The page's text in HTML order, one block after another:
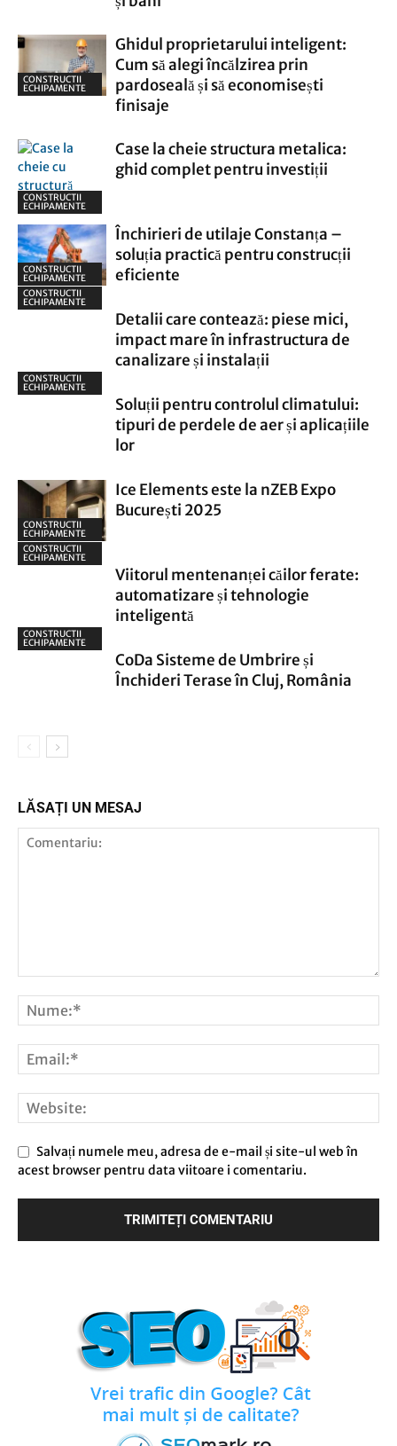
CONSTRUCTII
ECHIPAMENTE
Ghidul proprietarului inteligent:
Cum să alegi încălzirea prin
pardoseală și să economisești
finisaje
CONSTRUCTII
ECHIPAMENTE
Case la cheie structura metalica:
ghid complet pentru investiții
CONSTRUCTII
ECHIPAMENTE
Închirieri de utilaje Constanța –
soluția practică pentru construcții
eficiente
CONSTRUCTII
ECHIPAMENTE
Detalii care contează: piese mici,
impact mare în infrastructura de
canalizare și instalații
CONSTRUCTII
ECHIPAMENTE
Soluții pentru controlul climatului:
tipuri de perdele de aer și aplicațiile
lor
CONSTRUCTII
ECHIPAMENTE
Ice Elements este la nZEB Expo
București 2025
CONSTRUCTII
ECHIPAMENTE
Viitorul mentenanței căilor ferate:
automatizare și tehnologie
inteligentă
CONSTRUCTII
ECHIPAMENTE
CoDa Sisteme de Umbrire și
Închideri Terase în Cluj, România
LĂSAȚI UN MESAJ
Salvați numele meu, adresa de e-mail și site-ul web în
acest browser pentru data viitoare i comentariu.